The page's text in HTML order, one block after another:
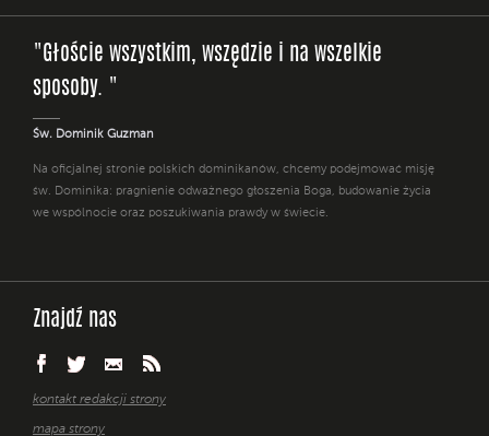
"Głoście wszystkim, wszędzie i na wszelkie
sposoby. "
Św. Dominik Guzman
Na oficjalnej stronie polskich dominikanów, chcemy podejmować misję
św. Dominika: pragnienie odważnego głoszenia Boga, budowanie życia
we wspólnocie oraz poszukiwania prawdy w świecie.
Znajdź nas
kontakt redakcji strony
mapa strony